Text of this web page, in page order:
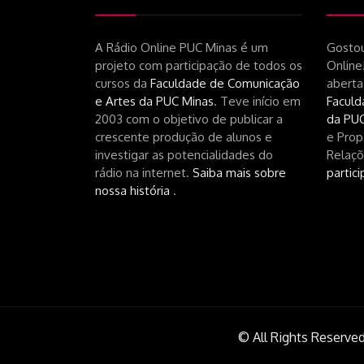
A Rádio Online PUC Minas é um
projeto com participação de todos os
cursos da Faculdade de Comunicação
e Artes da PUC Minas. Teve início em
2003 com o objetivo de publicar a
crescente produção de alunos e
investigar as potencialidades do
rádio na internet. Saiba mais sobre
nossa história .
da
e
© All Rights